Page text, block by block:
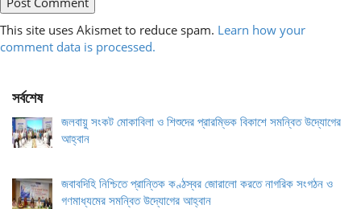
This site uses Akismet to reduce spam. Learn how your
comment data is processed.
সর্বশেষ
জলবায়ু সংকট মোকাবিলা ও শিশুদের প্রারম্ভিক বিকাশে সমন্বিত উদ্যোগের
আহ্বান
জবাবদিহি নিশ্চিতে প্রান্তিক কণ্ঠস্বর জোরালো করতে নাগরিক সংগঠন ও
গণমাধ্যমের সমন্বিত উদ্যোগের আহ্বান